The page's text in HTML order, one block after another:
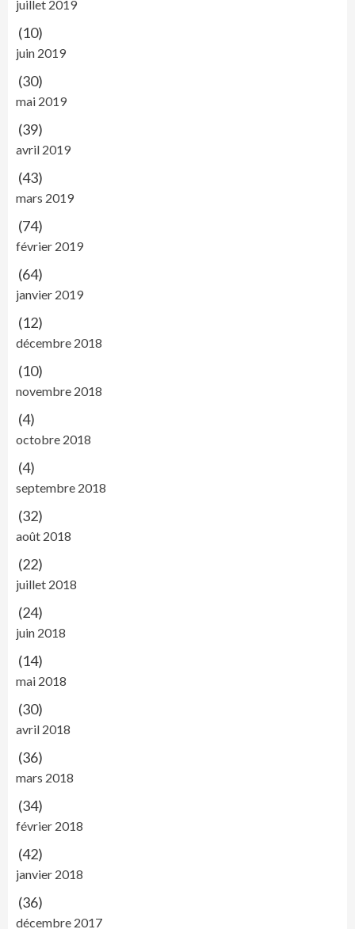
juillet 2019
(10)
juin 2019
(30)
mai 2019
(39)
avril 2019
(43)
mars 2019
(74)
février 2019
(64)
janvier 2019
(12)
décembre 2018
(10)
novembre 2018
(4)
octobre 2018
(4)
septembre 2018
(32)
août 2018
(22)
juillet 2018
(24)
juin 2018
(14)
mai 2018
(30)
avril 2018
(36)
mars 2018
(34)
février 2018
(42)
janvier 2018
(36)
décembre 2017